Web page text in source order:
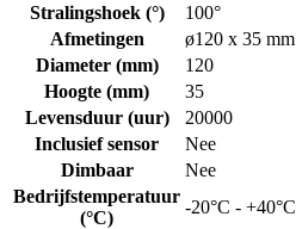
Stralingshoek (°)
100°
Afmetingen
ø120 x 35 mm
Diameter (mm)
120
Hoogte (mm)
35
Levensduur (uur)
20000
Inclusief sensor
Nee
Dimbaar
Nee
Bedrijfstemperatuur
(°C)
-20°C - +40°C